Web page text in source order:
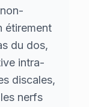
étirement
du dos,
intra-
discales,
nerfs